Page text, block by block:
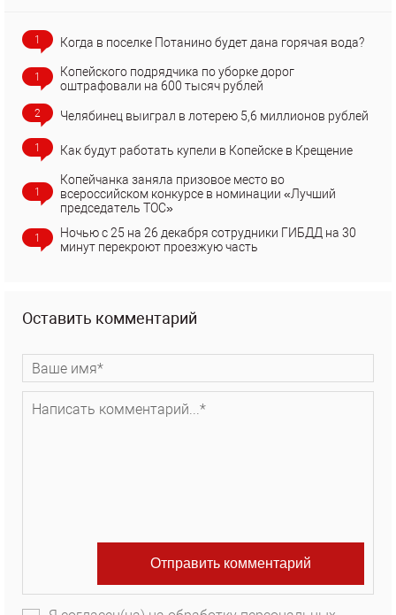
1 Когда в поселке Потанино будет дана горячая вода?
1
Копейского подрядчика по уборке дорог
оштрафовали на 600 тысяч рублей
2 Челябинец выиграл в лотерею 5,6 миллионов рублей
1 Как будут работать купели в Копейске в Крещение
1
Копейчанка заняла призовое место во
всероссийском конкурсе в номинации «Лучший
председатель ТОС»
1
Ночью с 25 на 26 декабря сотрудники ГИБДД на 30
минут перекроют проезжую часть
Оставить комментарий